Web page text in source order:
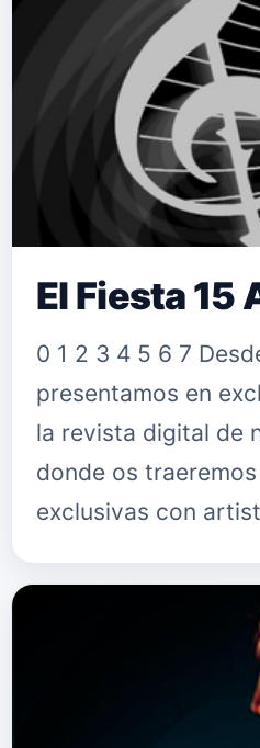
construido juntos:
diverso y lleno de
edición especial te
entrevistas exclus…
El Fiesta 15
0 1 2 3 4 5 6 7
presentamos en
la revista digital de
donde os
exclusivas con
daros a conocer